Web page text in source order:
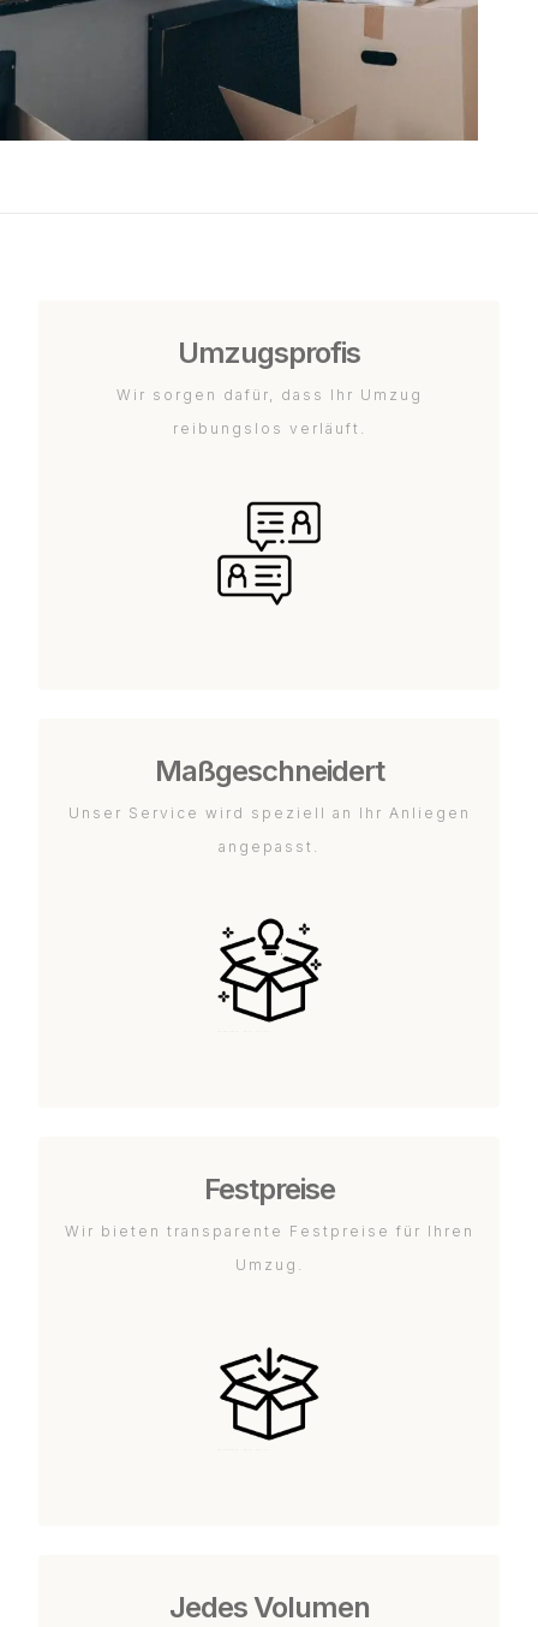
Umzugsprofis
Wir sorgen dafür, dass Ihr Umzug
reibungslos verläuft.
Maßgeschneidert
Unser Service wird speziell an Ihr Anliegen
angepasst.
Festpreise
Wir bieten transparente Festpreise für Ihren
Umzug.
Jedes Volumen